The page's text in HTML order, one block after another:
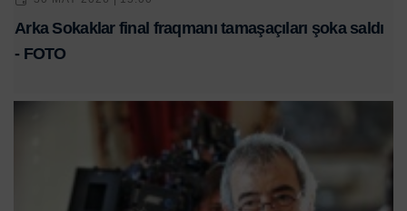
Arka Sokaklar final fraqmanı tamaşaçıları şoka saldı
- FOTO